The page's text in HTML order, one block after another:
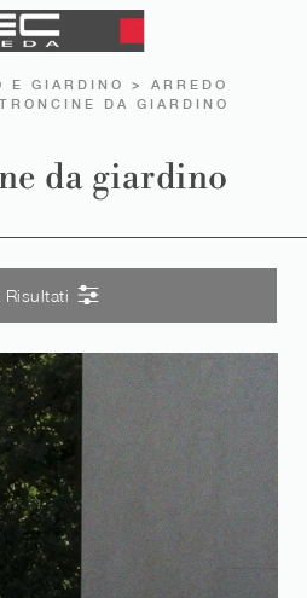
E GIARDINO > ARREDO
DA GIARDINO
da giardino
Risultati